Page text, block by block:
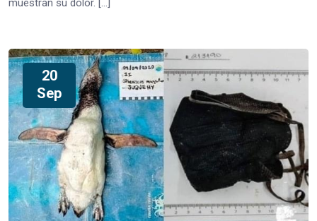
muestran su dolor. […]
20
Sep